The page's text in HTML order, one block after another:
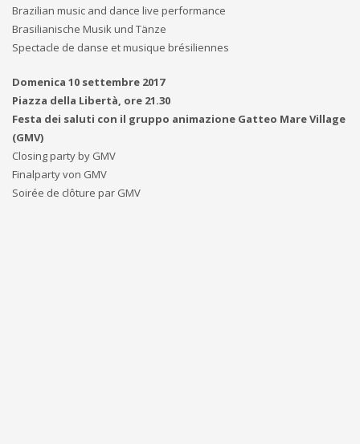
Brazilian music and dance live performance
Brasilianische Musik und Tänze
Spectacle de danse et musique brésiliennes
Domenica 10 settembre 2017
Piazza della Libertà, ore 21.30
Festa dei saluti con il gruppo animazione Gatteo Mare Village
(GMV)
Closing party by GMV
Finalparty von GMV
Soirée de clôture par GMV